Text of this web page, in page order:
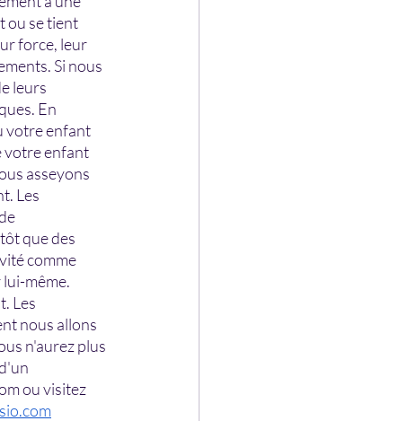
ou se tient
force, leur
Si nous
leurs
En
votre enfant
votre enfant
asseyons
Les
que des
comme
même.
Les
nous allons
n'aurez plus
ou visitez